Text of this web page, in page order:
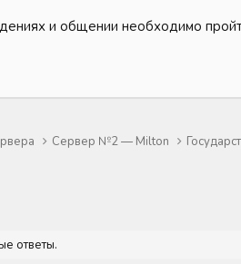
и общении необходимо
Сервер №2 — Milton
ответы.